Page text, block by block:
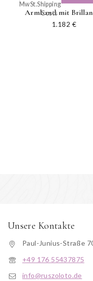
Armband mit
1.182 €
MwSt.Shipping
Costs
Unsere Kontakte
Paul-Junius-Straße
+49 176 55437875
info@ruszoloto.de